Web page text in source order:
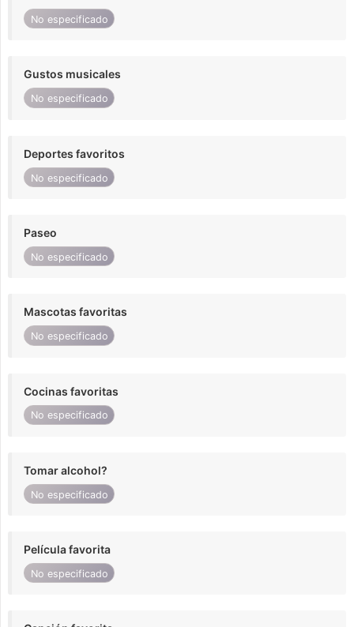
No especificado
Gustos musicales
No especificado
Deportes favoritos
No especificado
Paseo
No especificado
Mascotas favoritas
No especificado
Cocinas favoritas
No especificado
Tomar alcohol?
No especificado
Película favorita
No especificado